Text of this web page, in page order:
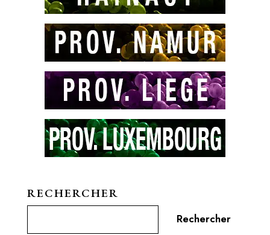
RECHERCHER
Rechercher